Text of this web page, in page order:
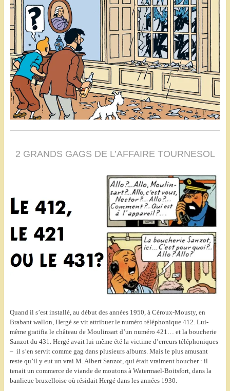
2 GRANDS GAGS DE L’AFFAIRE TOURNESOL
Quand il s’est installé, au début des années 1950, à Céroux-Mousty, en
Brabant wallon, Hergé se vit attribuer le numéro téléphonique 412. Lui-
même gratifia le château de Moulinsart d’un numéro 421… et la boucherie
Sanzot du 431. Hergé avait lui-même été la victime d’erreurs téléphoniques
– il s’en servit comme gag dans plusieurs albums. Mais le plus amusant
reste qu’il y eut un vrai M. Albert Sanzot, qui était vraiment boucher : il
tenait un commerce de viande de moutons à Watermael-Boitsfort, dans la
banlieue bruxelloise où résidait Hergé dans les années 1930.